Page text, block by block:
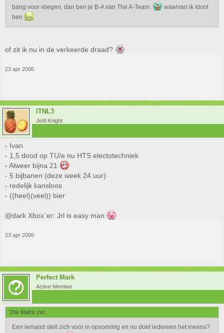
bang voor vliegen, dan ben je B-A van The A-Team.
waarvan ik idool
ben
of zit ik nu in de verkeerde draad?
23 apr 2006
ITNL3
Jedi Knight
- Ivan
- 1,5 dood op TU/e nu HTS electotechniek
- Alweer bijna 21
- 5 bijbanen (deze week 24 uur)
- redelijk kansloos
- ((heel)(veel)) bier
@dark Xbox`er: Jrl is easy man
23 apr 2006
Perfect Mark
Active Member
The Matrix zei:
Een iemand stelt zich voor in opsommig en nu doet iedereen het ineens?